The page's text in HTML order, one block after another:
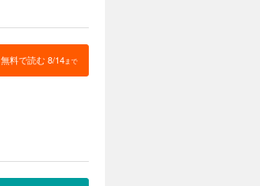
無料で読む 8/14まで